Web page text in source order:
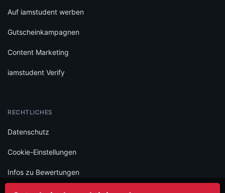
Datenschutz
Cookie-Einstellungen
Infos zu Bewertungen
AGB
SOCIAL
Folge iamstudent und verpasse keine Deals mehr.